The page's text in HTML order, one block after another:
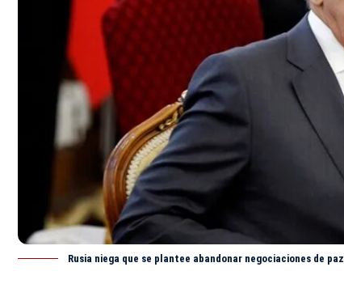
Rusia niega que se plantee abandonar negociaciones de paz